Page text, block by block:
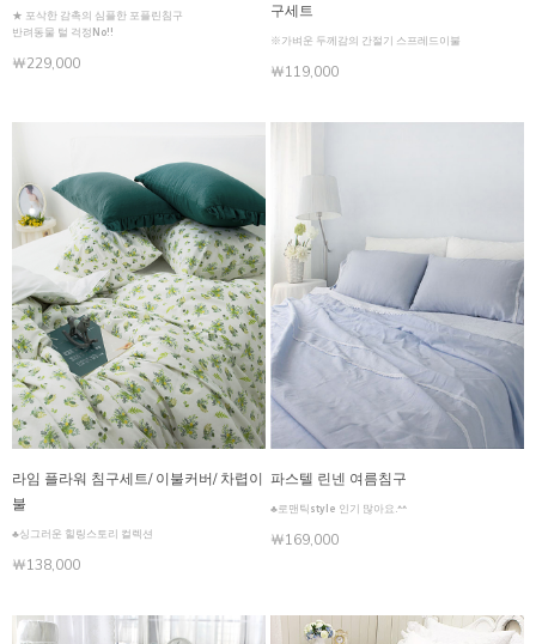
★ 포삭한 감촉의 심플한 포플린침구
반려동물 털 걱정No!!
￦229,000
구세트
※가벼운 두께감의 간절기 스프레드이불
￦119,000
라임 플라워 침구세트/ 이불커버/ 차렵이
불
♣싱그러운 힐링스토리 컬렉션
￦138,000
파스텔 린넨 여름침구
♣로맨틱style 인기 많아요.^^
￦169,000